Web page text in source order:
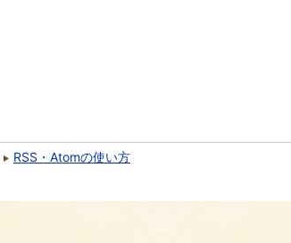
RSS・Atomの使い方